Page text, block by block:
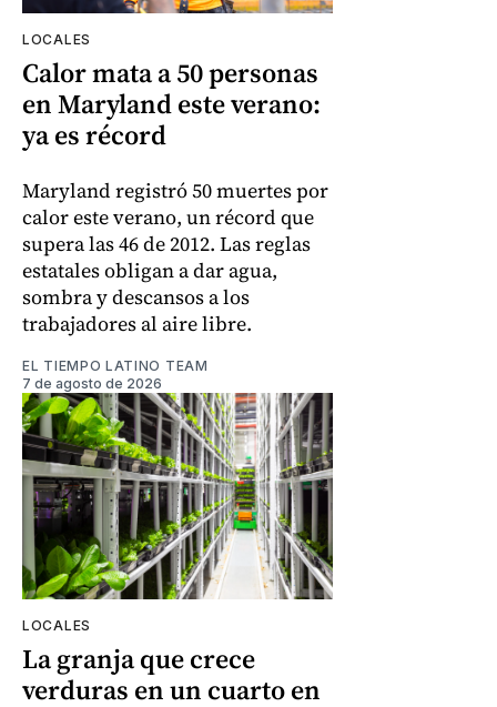
LOCALES
Calor mata a 50 personas
en Maryland este verano:
ya es récord
Maryland registró 50 muertes por
calor este verano, un récord que
supera las 46 de 2012. Las reglas
estatales obligan a dar agua,
sombra y descansos a los
trabajadores al aire libre.
EL TIEMPO LATINO TEAM
7 de agosto de 2026
LOCALES
La granja que crece
verduras en un cuarto en